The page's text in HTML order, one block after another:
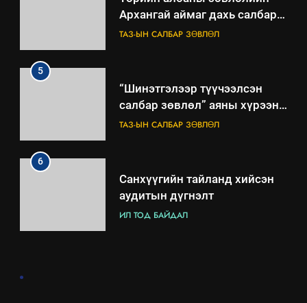
Архангай аймаг дахь салбар
зөвлөлийн 2025 оны үйл
ТАЗ-ЫН САЛБАР ЗӨВЛӨЛ
5
“Шинэтгэлээр түүчээлсэн
салбар зөвлөл” аяны хүрээнд
зохион байгуулах арга
ТАЗ-ЫН САЛБАР ЗӨВЛӨЛ
6
Санхүүгийн тайланд хийсэн
аудитын дүгнэлт
ИЛ ТОД БАЙДАЛ
.